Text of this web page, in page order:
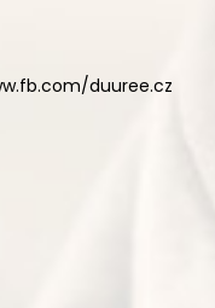
duuree.cz